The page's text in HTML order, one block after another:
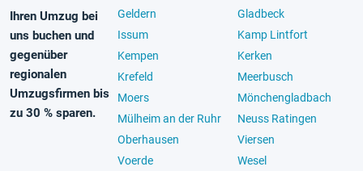
Ihren Umzug bei
uns buchen und
gegenüber
regionalen
Umzugsfirmen bis
zu 30 % sparen.
Geldern
Gladbeck
Issum
Kamp Lintfort
Kempen
Kerken
Krefeld
Meerbusch
Moers
Mönchengladbach
Mülheim an der Ruhr
Neuss Ratingen
Oberhausen
Viersen
Voerde
Wesel